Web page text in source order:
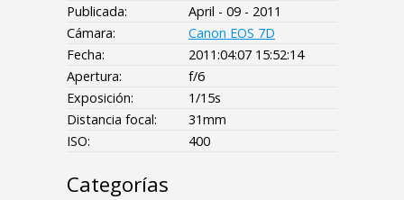
Publicada:
April - 09 - 2011
Cámara:
Canon EOS 7D
Fecha:
2011:04:07 15:52:14
Apertura:
f/6
Exposición:
1/15s
Distancia focal:
31mm
ISO:
400
Categorías